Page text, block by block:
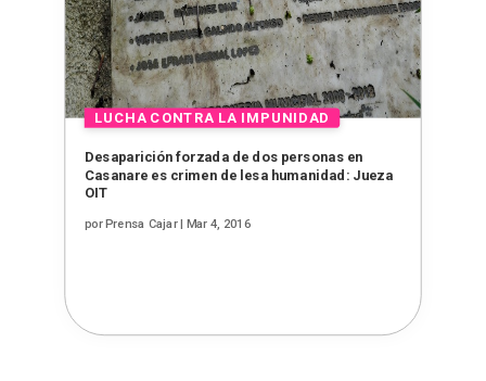
Desaparición forzada de dos personas en
Casanare es crimen de lesa humanidad: Jueza
OIT
porPrensa Cajar| Mar 4, 2016